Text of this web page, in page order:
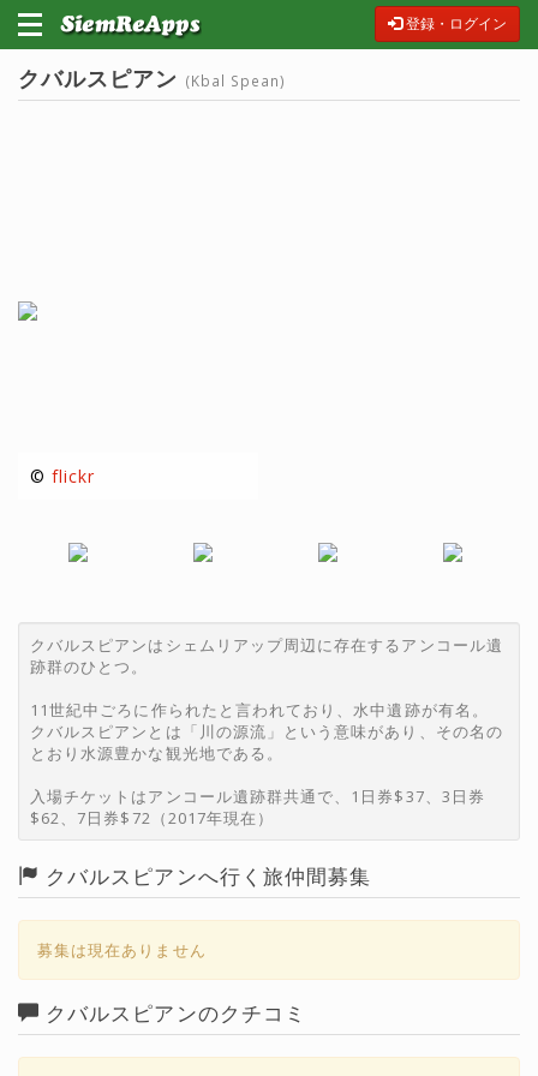
登録・ログイン
クバルスピアン (Kbal Spean)
©flickr
クバルスピアンはシェムリアップ周辺に存在するアンコール遺
跡群のひとつ。
11世紀中ごろに作られたと言われており、水中遺跡が有名。
クバルスピアンとは「川の源流」という意味があり、その名の
とおり水源豊かな観光地である。
入場チケットはアンコール遺跡群共通で、1日券$37、3日券
$62、7日券$72（2017年現在）
クバルスピアンへ行く旅仲間募集
募集は現在ありません
クバルスピアンのクチコミ